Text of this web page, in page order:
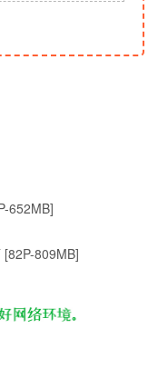
652MB]
809MB]